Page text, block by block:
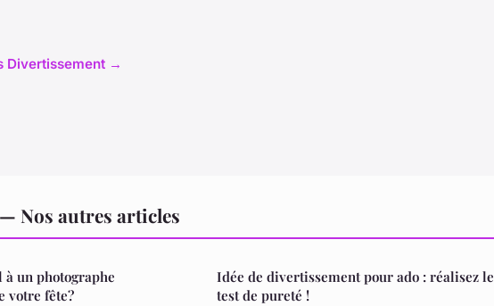
Divertissement →
Nos autres articles
un photographe
votre fête?
Idée de divertissement pour ado : réalisez le
test de pureté !